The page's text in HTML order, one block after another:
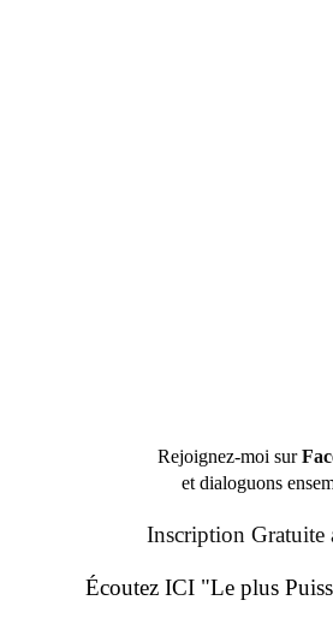
Rejoignez-moi sur
et dialoguons
Inscription Gratuite
Écoutez ICI "Le plus